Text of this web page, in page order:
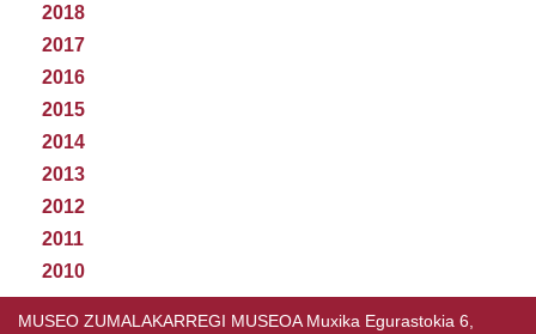
2018
2017
2016
2015
2014
2013
2012
2011
2010
MUSEO ZUMALAKARREGI MUSEOA Muxika Egurastokia 6,